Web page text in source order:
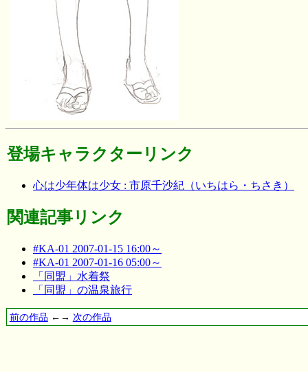
登場キャラクターリンク
心は少年体は少女 : 市原千沙紀（いちはら・ちさき）
関連記事リンク
#KA-01 2007-01-15 16:00～
#KA-01 2007-01-16 05:00～
「同盟」水着祭
「同盟」の温泉旅行
前の作品 ←→ 次の作品